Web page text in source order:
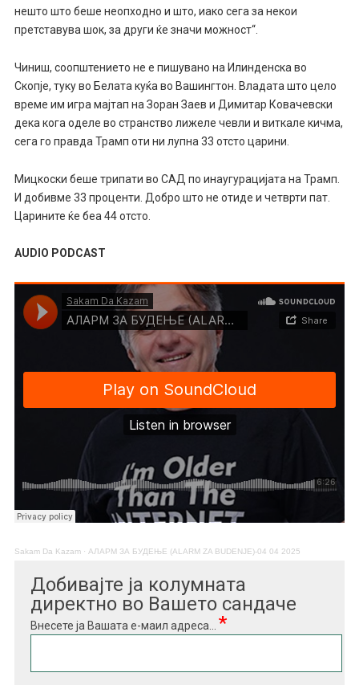
нешто што беше неопходно и што, иако сега за некои
претставува шок, за други ќе значи можност“.
Чиниш, соопштението не е пишувано на Илинденска во
Скопје, туку во Белата куќа во Вашингтон. Владата што цело
време им игра мајтап на Зоран Заев и Димитар Ковачевски
дека кога оделе во странство лижеле чевли и виткале кичма,
сега го правда Трамп оти ни лупна 33 отсто царини.
Мицкоски беше трипати во САД по инаугурацијата на Трамп.
И добивме 33 проценти. Добро што не отиде и четврти пат.
Царините ќе беа 44 отсто.
AUDIO PODCAST
Sakam Da Kazam· АЛАРМ ЗА БУДЕЊЕ (ALARM ZA BUDENJE)-04 04 2025
Добивајте ја колумната
директно во Вашето сандаче
Внесете ја Вашата е-маил адреса... *